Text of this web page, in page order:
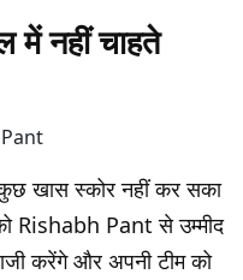
नहीं चाहते
खास स्कोर नहीं कर सका
Rishabh Pant से उम्मीद
करेंगे और अपनी टीम को